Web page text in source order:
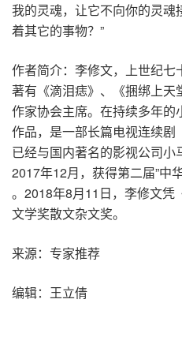
我的灵魂，让它不向你的灵
着其它的事物？”
作者简介：李修文，上世纪七
著有《滴泪痣》、《捆绑上
作家协会主席。在持续多年
作品，是一部长篇电视连续
已经与国内著名的影视公司小
2017年12月，获得第二届”中
。2018年8月11日，李修文凭
文学奖散文杂文奖。
来源：专家推荐
编辑：王立倩